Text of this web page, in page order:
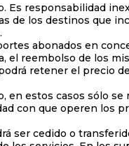
Es responsabilidad
de los destinos que
abonados en
reembolso de los
retener el precio
en estos casos sólo
con que operen los
ser cedido o